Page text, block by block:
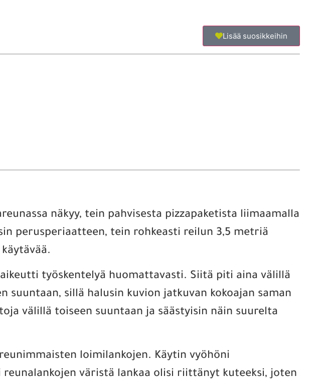
Lisää suosikkeihin
näkyy, tein pahvisesta pizzapaketista liimaamalla
perusperiaatteen, tein rohkeasti reilun 3,5 metriä
työskentelyä huomattavasti. Siitä piti aina välillä
sillä halusin kuvion jatkuvan kokoajan saman
välillä toiseen suuntaan ja säästyisin näin suurelta
loimilankojen. Käytin vyöhöni
väristä lankaa olisi riittänyt kuteeksi, joten